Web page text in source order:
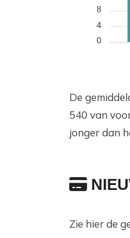
8
4
0
De
540 van
jonger dan
Zie hier de